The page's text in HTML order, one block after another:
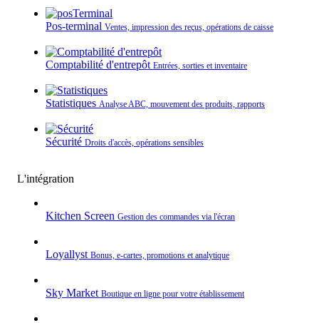
Pos-terminal Ventes, impression des reçus, opérations de caisse
Comptabilité d'entrepôt Entrées, sorties et inventaire
Statistiques Analyse ABC, mouvement des produits, rapports
Sécurité Droits d'accès, opérations sensibles
L'intégration
Kitchen Screen Gestion des commandes via l'écran
Loyallyst Bonus, e‑cartes, promotions et analytique
Sky Market Boutique en ligne pour votre établissement